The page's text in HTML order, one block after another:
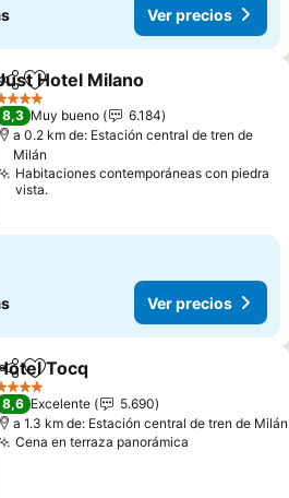
Ver precios
Agregar a favoritos
Hotel Milano
Estrellas
8,3 Muy bueno
6.184
a 0.2 km de: Estación central de tren de
Milán
Habitaciones contemporáneas con piedra
vista.
Ver precios
Agregar a favoritos
Tocq
Estrellas
8,6 Excelente
5.690
a 1.3 km de: Estación central de tren de Milán
Cena en terraza panorámica